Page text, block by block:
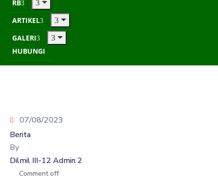
RB
ARTIKEL
GALERI
HUBUNGI
07/08/2023
Berita
By
Dilmil III-12 Admin 2
Comment off